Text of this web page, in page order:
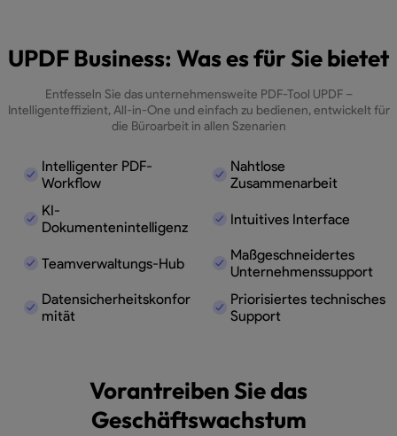
UPDF Business: Was es für Sie bietet
Entfesseln Sie das unternehmensweite PDF-Tool UPDF –
Intelligenteffizient, All-in-One und einfach zu bedienen, entwickelt für
die Büroarbeit in allen Szenarien
Intelligenter PDF-
Workflow
Nahtlose
Zusammenarbeit
KI-
Dokumentenintelligenz
Intuitives Interface
Teamverwaltungs-Hub
Maßgeschneidertes
Unternehmenssupport
Datensicherheitskonfor
mität
Priorisiertes technisches
Support
Vorantreiben Sie das
Geschäftswachstum